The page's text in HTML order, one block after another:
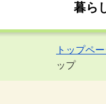
暮ら
トップペ
ップ